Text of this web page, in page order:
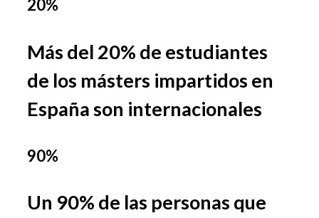
20%
Más del 20% de estudiantes
de los másters impartidos en
España son internacionales
90%
Un 90% de las personas que